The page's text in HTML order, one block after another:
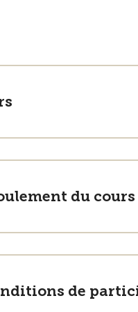
du cours
de